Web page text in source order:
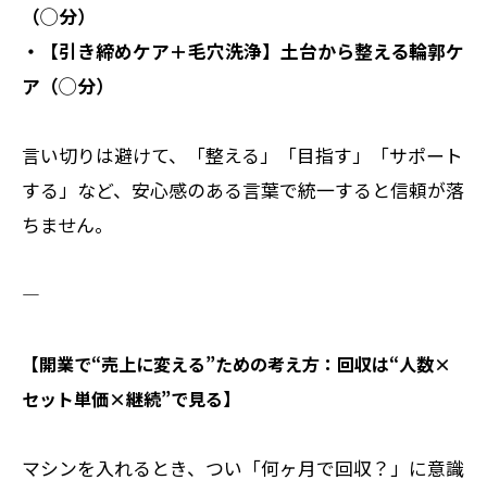
（◯分）
・【引き締めケア＋毛穴洗浄】土台から整える輪郭ケ
ア（◯分）
言い切りは避けて、「整える」「目指す」「サポート
する」など、安心感のある言葉で統一すると信頼が落
ちません。
――――――――――
【開業で“売上に変える”ための考え方：回収は“人数×
セット単価×継続”で見る】
マシンを入れるとき、つい「何ヶ月で回収？」に意識